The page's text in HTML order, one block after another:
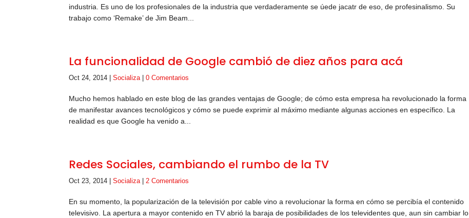
industria. Es uno de los profesionales de la industria que verdaderamente se úede jacatr de eso, de profesinalismo. Su
trabajo como ‘Remake’ de Jim Beam...
La funcionalidad de Google cambió de diez años para acá
Oct 24, 2014 |Socializa|0 Comentarios
Mucho hemos hablado en este blog de las grandes ventajas de Google; de cómo esta empresa ha revolucionado la forma
de manifestar avances tecnológicos y cómo se puede exprimir al máximo mediante algunas acciones en específico. La
realidad es que Google ha venido a...
Redes Sociales, cambiando el rumbo de la TV
Oct 23, 2014 |Socializa|2 Comentarios
En su momento, la popularización de la televisión por cable vino a revolucionar la forma en cómo se percibía el contenido
televisivo. La apertura a mayor contenido en TV abrió la baraja de posibilidades de los televidentes que, aun sin cambiar lo